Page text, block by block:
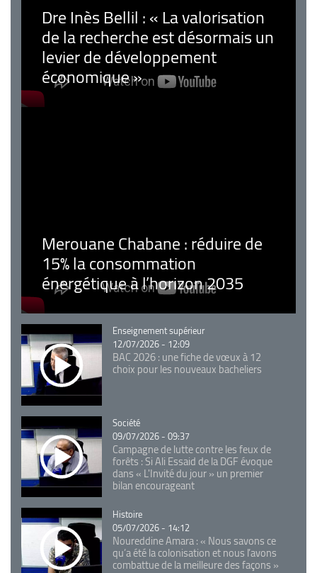
Dre Inès Bellil : « La valorisation
de la recherche est désormais un
levier de développement
économique »
Merouane Chabane : réduire de
15% la consommation
énergétique à l’horizon 2035
Catégorie
Enseignement supérieur
12/07/2026 - 12:09
BAC 2026 : une fiche de vœux à 12
choix pour les nouveaux bacheliers
Catégorie
Société
09/07/2026 - 09:37
Campagne de lutte contre les feux de
forêts : Si Ali Essaid de la DGF évoque
dans « L'Invité du jour » un premier
bilan encourageant
Catégorie
Histoire
05/07/2026 - 14:12
Noureddine Amara : « Nous savons ce
qu’a été la colonisation et nous l’avons
combattue de la meilleure des façons »